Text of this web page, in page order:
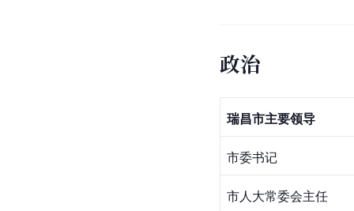
政治
瑞昌市主要领导
市委书记
市人大常委会主任